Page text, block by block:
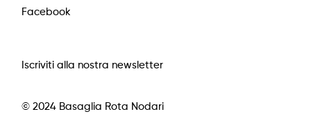
Facebook
Iscriviti alla nostra newsletter
© 2024 Basaglia Rota Nodari